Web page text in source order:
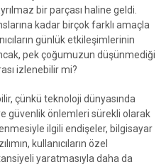
bir parçası haline geldi.
kadar birçok farklı amaçla
günlük etkileşimlerinin
pek çoğumuzun düşünmediği
izlenebilir mi?
çünkü teknoloji dünyasında
güvenlik önlemleri sürekli olarak
ilgili endişeler, bilgisayar
kullanıcıların özel
yaratmasıyla daha da